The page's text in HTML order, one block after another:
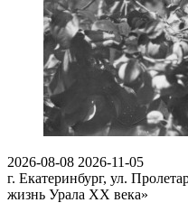
2026-08-08 2026-11-05
г. Екатеринбург, ул.
жизнь Урала ХХ века»